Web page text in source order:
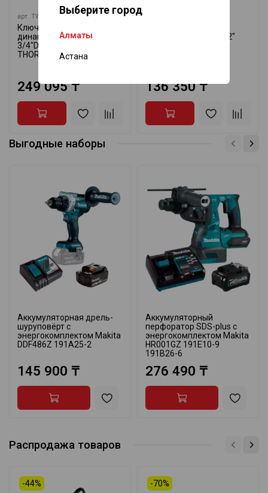
Выберите город
Алматы
Астана
арт. TWA4210
Ключ
динамометрический
3/4"DR, 200—1000 Н·м
THORVIK TWA4210
249 095 ₸
ключ с трещоткой 1/2″
136 350 ₸
Выгодные наборы
Аккумуляторная дрель-
шуруповёрт с
энергокомплектом Makita
DDF486Z 191A25-2
145 900 ₸
Аккумуляторный
перфоратор SDS-plus с
энергокомплектом Makita
HR001GZ 191E10-9
191B26-6
276 490 ₸
Распродажа товаров
-44% -70%